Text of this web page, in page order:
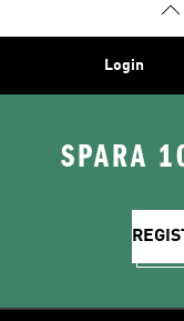
Login
SPARA